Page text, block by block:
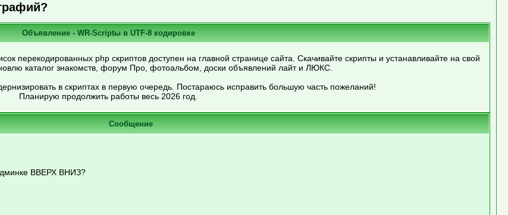
Объявление - WR-Scriptы в UTF-8 кодировке
перекодированных php скриптов доступен на главной странице сайта. Скачивайте скрипты и устанавливайте на свой
каталог знакомств, форум Про, фотоальбом, доски объявлений лайт и ЛЮКС.
в скриптах в первую очередь. Постараюсь исправить большую часть пожеланий!
Планирую продолжить работы весь 2026 год.
Сообщение
ВВЕРХ ВНИЗ?